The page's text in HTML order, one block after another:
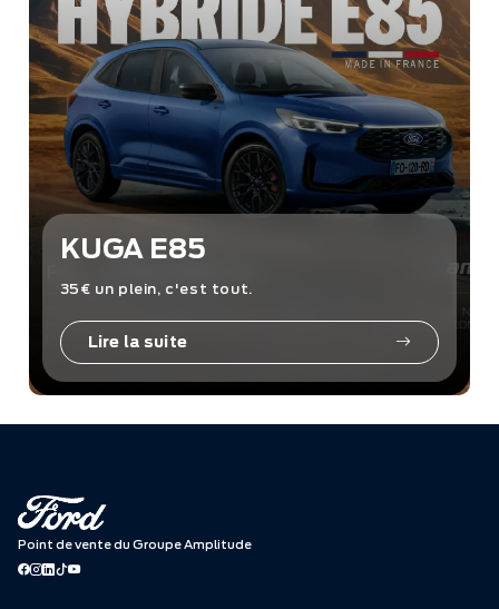
KUGA E85
35€ un plein, c'est tout.
Lire la suite
Point de vente du Groupe Amplitude